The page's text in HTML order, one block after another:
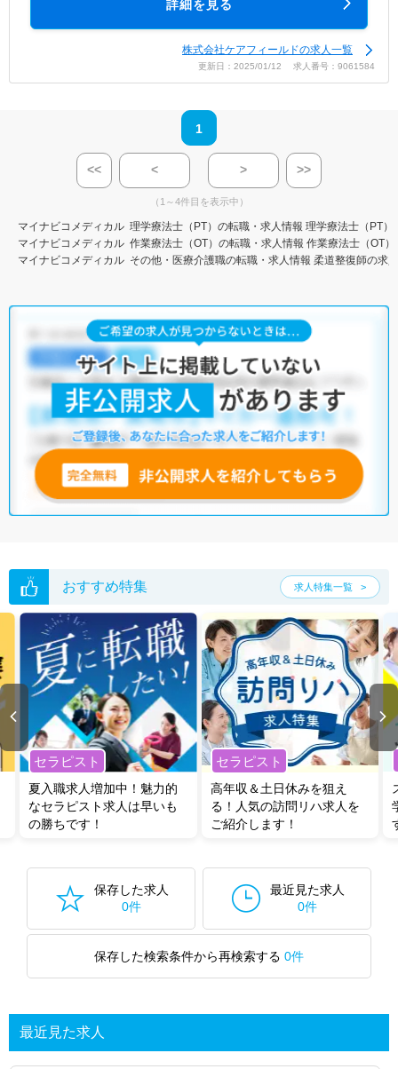
詳細を見る
株式会社ケアフィールドの求人一覧
更新日：2025/01/12 求人番号：9061584
1
<< < > >>
（1～4件目を表示中）
マイナビコメディカル 理学療法士（PT）の転職・求人情報 理学療法士（PT）
マイナビコメディカル 作業療法士（OT）の転職・求人情報 作業療法士（OT
マイナビコメディカル その他・医療介護職の転職・求人情報 柔道整復師の求
おすすめ特集 求人特集一覧
セラピスト
夏入職求人増加中！魅力的
なセラピスト求人は早いも
の勝ちです！
セラピスト
高年収＆土日休みを狙え
る！人気の訪問リハ求人を
ご紹介します！
保存した求人
0件
最近見た求人
0件
保存した検索条件から再検索する 0件
最近見た求人